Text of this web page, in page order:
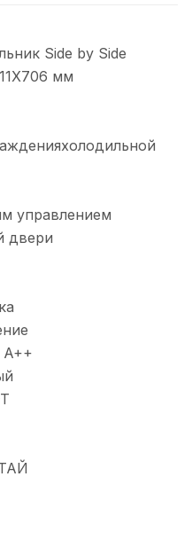
Side by Side
мм
управлением
двери
A++